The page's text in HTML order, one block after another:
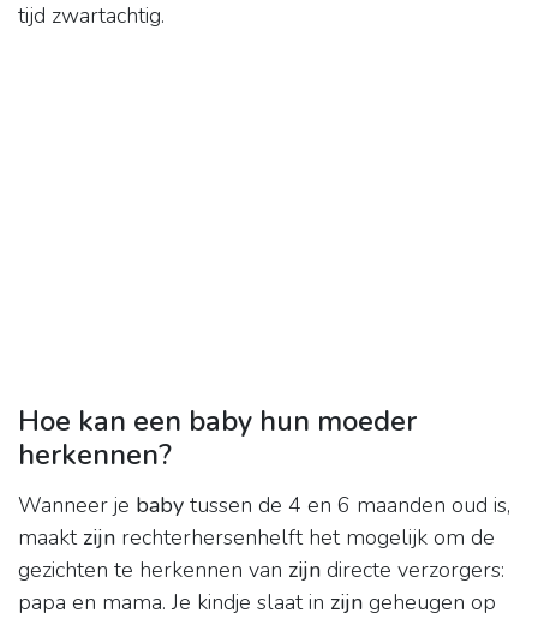
tijd zwartachtig.
Hoe kan een baby hun moeder
herkennen?
Wanneer je baby tussen de 4 en 6 maanden oud is,
maakt zijn rechterhersenhelft het mogelijk om de
gezichten te herkennen van zijn directe verzorgers:
papa en mama. Je kindje slaat in zijn geheugen op